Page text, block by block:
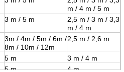
m / 4 m / 5 m
3 m / 5 m
2,5 m / 3 m / 3,3
m / 4 m
3m / 4m / 5m / 6m /
8m / 10m / 12m
2,5 m / 2,6 m
5 m
3 m / 4 m
5 m 4 m